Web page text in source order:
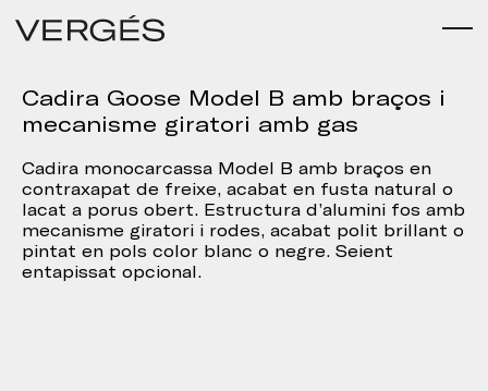
Cadira Goose Model B amb braços i
mecanisme giratori amb gas
Cadira monocarcassa Model B amb braços en
contraxapat de freixe, acabat en fusta natural o
lacat a porus obert. Estructura d’alumini fos amb
mecanisme giratori i rodes, acabat polit brillant o
pintat en pols color blanc o negre. Seient
entapissat opcional.